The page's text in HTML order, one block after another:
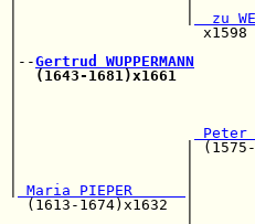
zu
|
|--Gertrud WUPPERMANN
(1643-1681)x1661
|                   |
Maria PIEPER
(1613-1674)x1632